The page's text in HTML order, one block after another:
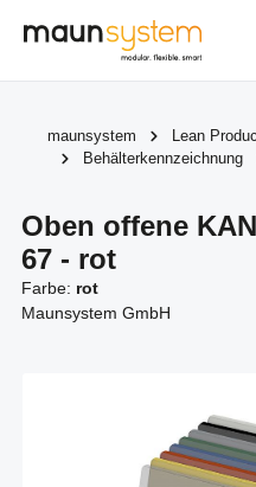
Zum Hauptinhalt springen
maunsystem Lean
Behälterkennzeichnung
Oben offene
67 - rot
Farbe: rot
Maunsystem GmbH